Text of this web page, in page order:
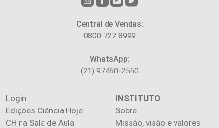
Central de Vendas:
0800 727 8999
WhatsApp:
(21) 97460-2560
Login
Edições Ciência Hoje
CH na Sala de Aula
INSTITUTO
Sobre
Missão, visão e valores